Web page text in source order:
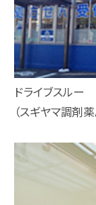
ドライブスルー
（スギヤマ調剤